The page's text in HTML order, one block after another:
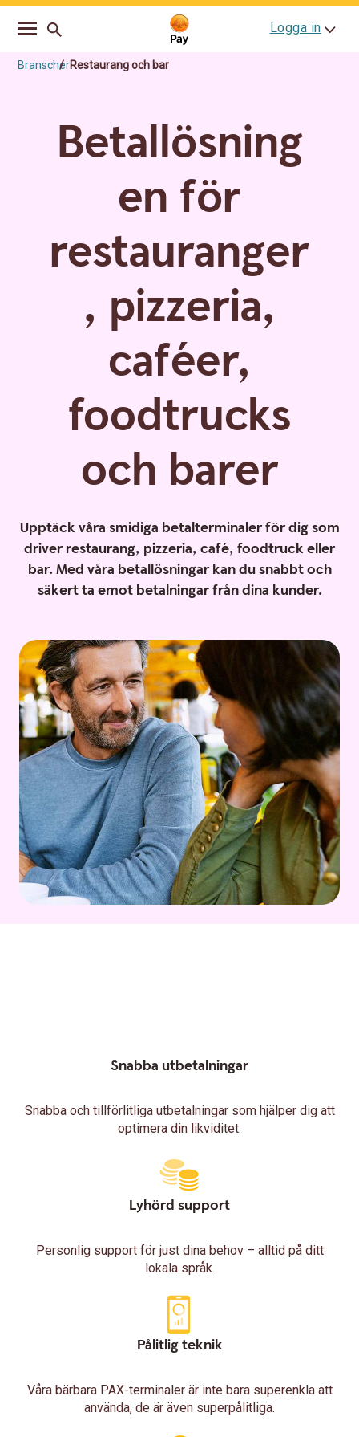
Go
navigation
Skip
Logga in
BranscherRestaurang och bar
Betallösning
en för
restauranger
, pizzeria,
caféer,
foodtrucks
och barer
Upptäck våra smidiga betalterminaler för dig som
driver restaurang, pizzeria, café, foodtruck eller
bar. Med våra betallösningar kan du snabbt och
säkert ta emot betalningar från dina kunder.
Snabba utbetalningar
Snabba och tillförlitliga utbetalningar som hjälper dig att
optimera din likviditet.
Lyhörd support
Personlig support för just dina behov – alltid på ditt
lokala språk.
Pålitlig teknik
Våra bärbara PAX-terminaler är inte bara superenkla att
använda, de är även superpålitliga.